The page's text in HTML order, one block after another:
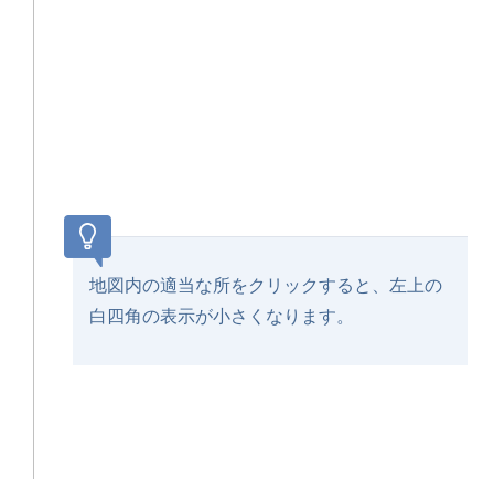
地図内の適当な所をクリックすると、左上の
白四角の表示が小さくなります。